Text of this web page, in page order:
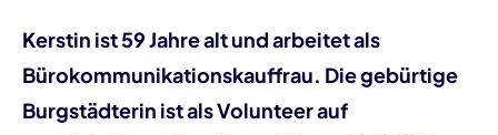
Kerstin ist 59 Jahre alt und arbeitet als
Bürokommunikationskauffrau. Die gebürtige
Burgstädterin ist als Volunteer auf